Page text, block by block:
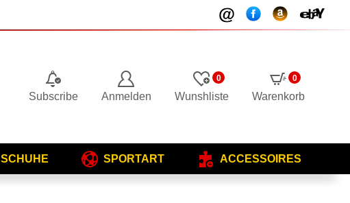
Subscribe Anmelden Wunshliste
0
Warenkorb
0
SCHUHE SPORTART
ACCESSOIRES